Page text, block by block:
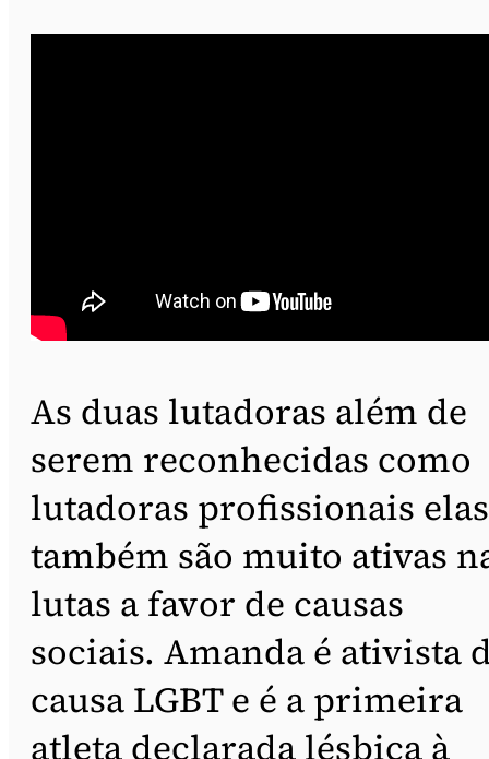
As duas lutadoras além de
serem reconhecidas como
lutadoras profissionais elas
também são muito ativas
lutas a favor de causas
sociais. Amanda é ativista
causa LGBT e é a primeira
atleta declarada lésbica à